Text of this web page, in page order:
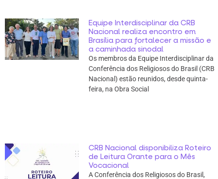
Equipe Interdisciplinar da CRB
Nacional realiza encontro em
Brasília para fortalecer a missão e
a caminhada sinodal
Os membros da Equipe Interdisciplinar da
Conferência dos Religiosos do Brasil (CRB
Nacional) estão reunidos, desde quinta-
feira, na Obra Social
CRB Nacional disponibiliza Roteiro
de Leitura Orante para o Mês
Vocacional
A Conferência dos Religiosos do Brasil,